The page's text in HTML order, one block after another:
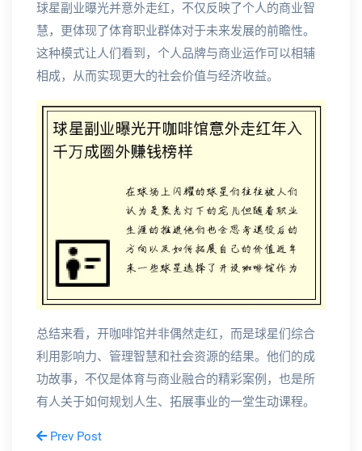
球星副业曝光并意外走红，不仅反映了个人的商业智
慧，更体现了体育职业群体对于未来发展的前瞻性。
这种模式让人们看到，个人品牌与商业运作可以相辅
相成，从而实现更大的社会价值与经济收益。
总结来看，开咖啡馆并非偶然走红，而是球星们综合
利用影响力、管理智慧和社会资源的结果。他们的成
功故事，不仅是体育与商业融合的精彩案例，也是所
有人关于如何规划人生、拓展事业的一堂生动课程。
Prev Post